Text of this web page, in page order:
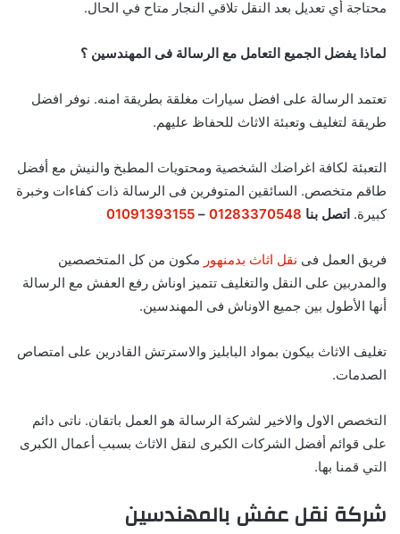
محتاجة أي تعديل بعد النقل تلاقي النجار متاح في الحال.
لماذا يفضل الجميع التعامل مع الرسالة فى المهندسين ؟
تعتمد الرسالة على افضل سيارات مغلقة بطريقة امنه. نوفر افضل
طريقة لتغليف وتعبئة الاثاث للحفاظ عليهم.
التعبئة لكافة اغراضك الشخصية ومحتويات المطبخ والنيش مع أفضل
طاقم متخصص. السائقين المتوفرين فى الرسالة ذات كفاءات وخبرة
كبيرة. اتصل بنا 01283370548
–
01091393155
فريق العمل فى نقل اثاث بدمنهور مكون من كل المتخصصين
والمدربين على النقل والتغليف تتميز اوناش رفع العفش مع الرسالة
أنها الأطول بين جميع الاوناش فى المهندسين.
تغليف الاثاث بيكون بمواد البابليز والاسترتش القادرين على امتصاص
الصدمات.
التخصص الاول والاخير لشركة الرسالة هو العمل باتقان. ناتى دائم
على قوائم أفضل الشركات الكبرى لنقل الاثاث بسبب أعمال الكبرى
التي قمنا بها.
شركة نقل عفش بالمهندسين